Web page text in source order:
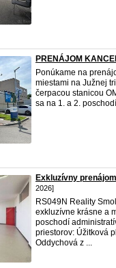
PRENÁJOM
Ponúkame na
miestami na Južnej
čerpacou stanicou
sa na 1. a 2.
Exkluzívny
2026]
RS049N Reality
exkluzívne krásne a
poschodí
priestorov: Úžitková
Oddychová z ...